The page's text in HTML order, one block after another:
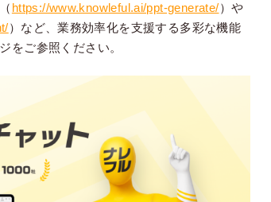
https://www.knowleful.ai/ppt-generate/）や
）など、業務効率化を支援する多彩な機能
をご参照ください。